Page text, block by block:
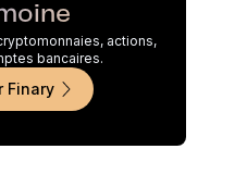
actions,
bancaires.
Finary